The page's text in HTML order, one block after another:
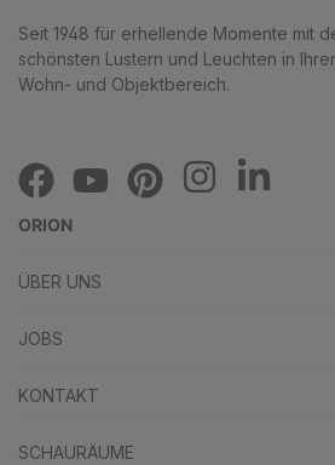
Seit 1948 für erhellende Momente mit
schönsten Lustern und Leuchten in
Wohn- und Objektbereich.
ORION
ÜBER UNS
JOBS
KONTAKT
SCHAURÄUME